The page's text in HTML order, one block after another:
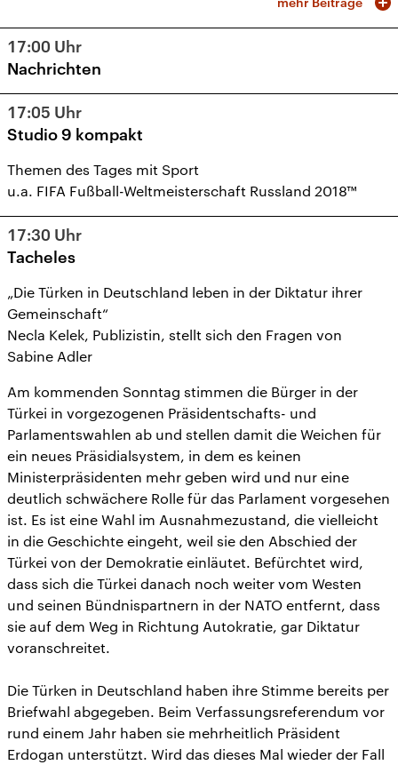
17:00 Uhr
Nachrichten
17:05 Uhr
Studio 9 kompakt
Themen des Tages mit Sport
u.a. FIFA Fußball-Weltmeisterschaft Russland 2018™
17:30 Uhr
Tacheles
„Die Türken in Deutschland leben in der Diktatur ihrer
Gemeinschaft“
Necla Kelek, Publizistin, stellt sich den Fragen von
Sabine Adler
Am kommenden Sonntag stimmen die Bürger in der
Türkei in vorgezogenen Präsidentschafts- und
Parlamentswahlen ab und stellen damit die Weichen für
ein neues Präsidialsystem, in dem es keinen
Ministerpräsidenten mehr geben wird und nur eine
deutlich schwächere Rolle für das Parlament vorgesehen
ist. Es ist eine Wahl im Ausnahmezustand, die vielleicht
in die Geschichte eingeht, weil sie den Abschied der
Türkei von der Demokratie einläutet. Befürchtet wird,
dass sich die Türkei danach noch weiter vom Westen
und seinen Bündnispartnern in der NATO entfernt, dass
sie auf dem Weg in Richtung Autokratie, gar Diktatur
voranschreitet.
Die Türken in Deutschland haben ihre Stimme bereits per
Briefwahl abgegeben. Beim Verfassungsreferendum vor
rund einem Jahr haben sie mehrheitlich Präsident
Erdogan unterstützt. Wird das dieses Mal wieder der Fall